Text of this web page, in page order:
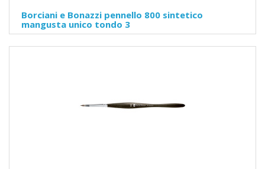
Borciani e Bonazzi pennello 800 sintetico
mangusta unico tondo 3